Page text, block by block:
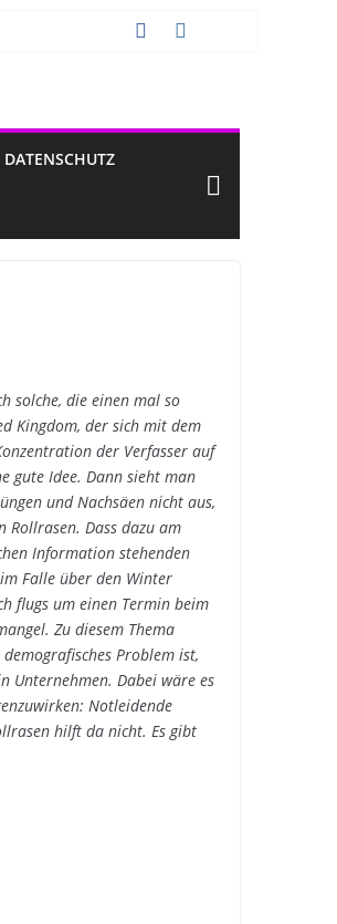
DATENSCHUTZ
solche, die einen mal so
Kingdom, der sich mit dem
der Verfasser auf
gute Idee. Dann sieht man
und Nachsäen nicht aus,
Rollrasen. Dass dazu am
Information stehenden
Falle über den Winter
flugs um einen Termin beim
Zu diesem Thema
Problem ist,
Unternehmen. Dabei wäre es
Notleidende
hilft da nicht. Es gibt